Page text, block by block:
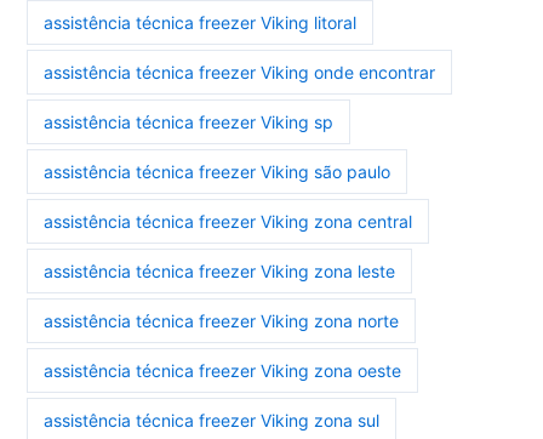
assistência técnica freezer Viking litoral
assistência técnica freezer Viking onde encontrar
assistência técnica freezer Viking sp
assistência técnica freezer Viking são paulo
assistência técnica freezer Viking zona central
assistência técnica freezer Viking zona leste
assistência técnica freezer Viking zona norte
assistência técnica freezer Viking zona oeste
assistência técnica freezer Viking zona sul